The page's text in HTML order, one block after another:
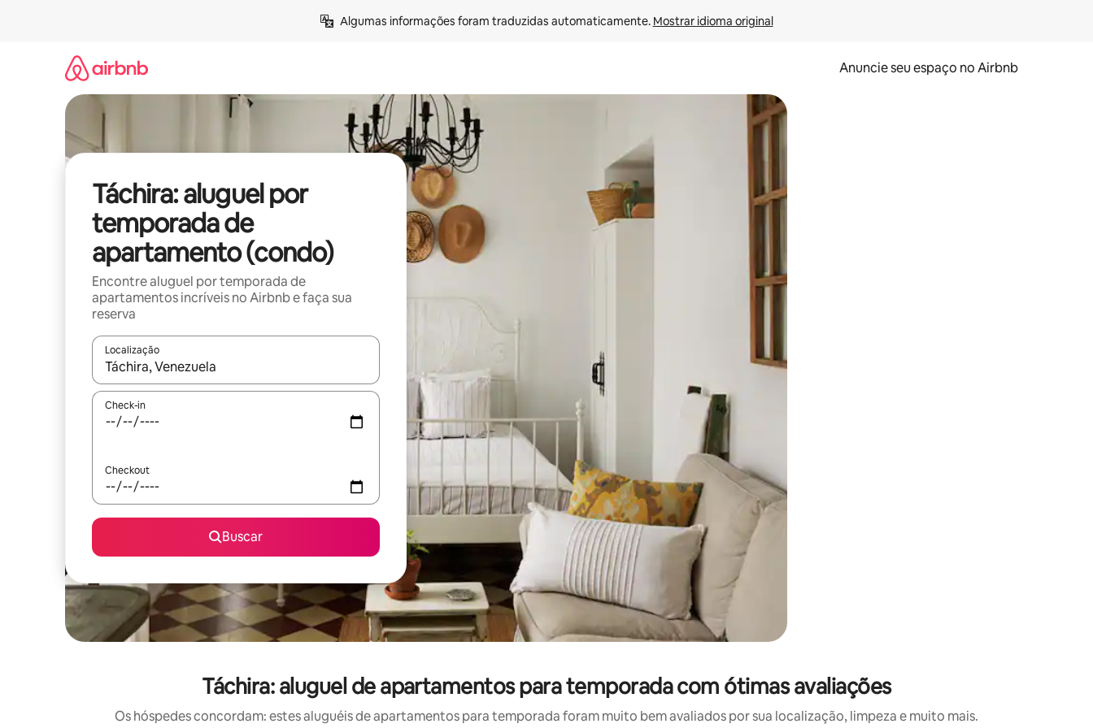
Algumas informações foram traduzidas automaticamente. Mostrar idioma original
Anuncie seu espaço no Airbnb
Táchira: aluguel por
temporada de
apartamento (condo)
Encontre aluguel por temporada de
apartamentos incríveis no Airbnb e faça sua
reserva
Localização
Quando os resultados estiverem disponíveis, explore-os usando as seta para cima e para baixo do teclado ou tocando e deslizando o dedo na tela.
Check-in
Checkout
Buscar
Táchira: aluguel de apartamentos para temporada com ótimas avaliações
Os hóspedes concordam: estes aluguéis de apartamentos para temporada foram muito bem avaliados por sua localização, limpeza e muito mais.